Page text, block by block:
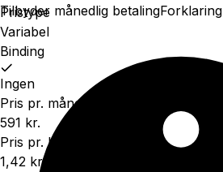
Tilbyder månedlig betalingForklaring
Pristype
Variabel
Binding
Ingen
Pris pr. måned
591 kr.
Pris pr. kWh
1,42 kr.